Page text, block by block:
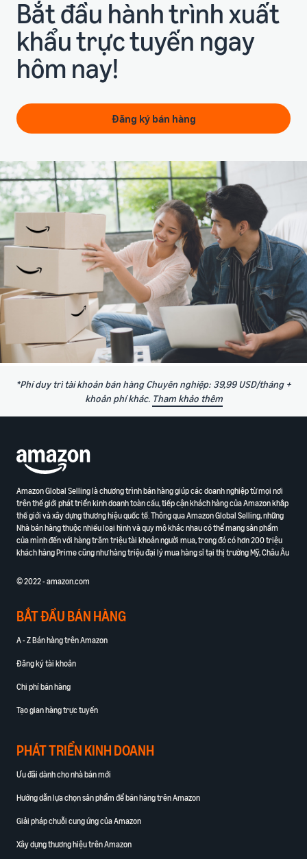
Bắt đầu hành trình xuất
khẩu trực tuyến ngay
hôm nay!
Đăng ký bán hàng
*Phí duy trì tài khoản bán hàng Chuyên nghiệp: 39,99 USD/tháng +
khoản phí khác. Tham khảo thêm
Amazon Global Selling là chương trình bán hàng giúp các doanh nghiệp từ mọi nơi
trên thế giới phát triển kinh doanh toàn cầu, tiếp cận khách hàng của Amazon khắp
thế giới và xây dựng thương hiệu quốc tế. Thông qua Amazon Global Selling, những
Nhà bán hàng thuộc nhiều loại hình và quy mô khác nhau có thể mang sản phẩm
của mình đến với hàng trăm triệu tài khoản người mua, trong đó có hơn 200 triệu
khách hàng Prime cũng như hàng triệu đại lý mua hàng sỉ tại thị trường Mỹ, Châu Âu
© 2022 - amazon.com
BẮT ĐẦU BÁN HÀNG
A - Z Bán hàng trên Amazon
Đăng ký tài khoản
Chi phí bán hàng
Tạo gian hàng trực tuyến
PHÁT TRIỂN KINH DOANH
Ưu đãi dành cho nhà bán mới
Hướng dẫn lựa chọn sản phẩm để bán hàng trên Amazon
Giải pháp chuỗi cung ứng của Amazon
Xây dựng thương hiệu trên Amazon